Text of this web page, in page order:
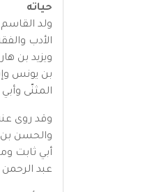
حياته
ويزيد بن
بن يونس
المثنّى
وقد روى
والحسن بن
أبي ثابت
عبد